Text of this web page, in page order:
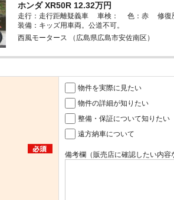
ホンダ XR50R 12.32万円
走行：走行距離疑義車 車検： 色：赤 修復
装備：キッズ用車両。公道不可。
西風モータース （広島県広島市安佐南区）
物件を実際に見たい
物件の詳細が知りたい
整備・保証について知りたい
遠方納車について
備考欄（販売店に確認したい内